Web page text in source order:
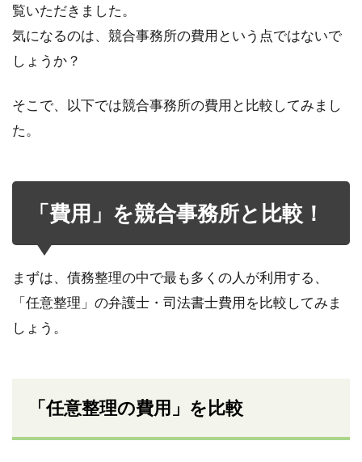
覧いただきました。
気になるのは、競合事務所の費用という点ではないで
しょうか？
そこで、以下では競合事務所の費用と比較してみまし
た。
「費用」を競合事務所と比較！
まずは、債務整理の中で最も多くの人が利用する、
「任意整理」の弁護士・司法書士費用を比較してみま
しょう。
「任意整理の費用」を比較